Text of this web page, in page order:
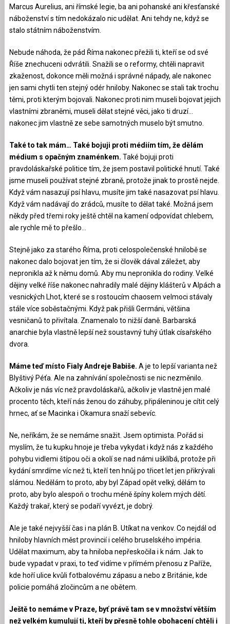
Marcus Aurelius, ani římské legie, ba ani pohanské ani křesťanské
náboženství s tím nedokázalo nic udělat. Ani tehdy ne, když se
stalo státním náboženstvím.
Nebude náhoda, že pád Říma nakonec přežili ti, kteří se od své
Říše znechuceni odvrátili. Snažili se o reformy, chtěli napravit
zkaženost, dokonce měli možná i správné nápady, ale nakonec
jen sami chytli ten stejný odér hniloby. Nakonec se stali tak trochu
těmi, proti kterým bojovali. Nakonec proti nim museli bojovat jejich
vlastními zbraněmi, museli dělat stejné věci, jako ti druzí…
nakonec jim vlastně ze sebe samotných muselo být smutno.
Také to tak mám… Také bojuji proti médiím tím, že dělám
médium s opačným znaménkem. Také bojuji proti
pravdoláskařské politice tím, že jsem postavil politické hnutí. Také
jsme museli používat stejné zbraně, protože jinak to prostě nejde.
Když vám nasazují psí hlavu, musíte jim také nasazovat psí hlavu.
Když vám nadávají do zrádců, musíte to dělat také. Možná jsem
někdy před třemi roky ještě chtěl na kamení odpovídat chlebem,
ale rychle mě to přešlo…
Stejně jako za starého Říma, proti celospolečenské hnilobě se
nakonec dalo bojovat jen tím, že si člověk dával záležet, aby
nepronikla až k němu domů. Aby mu nepronikla do rodiny. Velké
dějiny velké říše nakonec nahradily malé dějiny klášterů v Alpách a
vesnických Lhot, které se s rostoucím chaosem velmoci stávaly
stále více soběstačnými. Když pak přišli Germáni, většina
vesničanů to přivítala. Znamenalo to nižší daně. Barbarská
anarchie byla vlastně lepší než soustavný tuhý útlak císařského
dvora.
Máme teď místo Fialy Andreje Babiše. A je to lepší varianta než
Blyštivý Péťa. Ale na zahnívání společnosti se nic nezměnilo.
Ačkoliv je nás víc než pravdoláskařů, ačkoliv je vlastně jen malé
procento těch, kteří nás ženou do záhuby, připáleninou je cítit celý
hrnec, ať se Macinka i Okamura snaží sebevíc.
Ne, neříkám, že se nemáme snažit. Jsem optimista. Pořád si
myslím, že tu kupku hnoje je třeba vykydat i když nás z každého
pohybu vidlemi štípou oči a okolí se nad námi ušklíbá, protože při
kydání smrdíme víc než ti, kteří ten hnůj po třicet let jen přikrývali
slámou. Nedělám to proto, aby byl Západ opět velký, dělám to
proto, aby bylo alespoň o trochu méně špíny kolem mých dětí.
Každý trakař, který se podaří vyvézt, je dobrý.
Ale je také nejvyšší čas i na plán B. Utíkat na venkov. Co nejdál od
hniloby hlavních měst provincií i celého bruselského impéria.
Udělat maximum, aby ta hniloba nepřeskočila i k nám. Jak to
bude vypadat v praxi, to teď vidíme v přímém přenosu z Paříže,
kde hoří ulice kvůli fotbalovému zápasu a nebo z Británie, kde
policie pomáhá zločincům a ne obětem.
Ještě to nemáme v Praze, byť právě tam se v množství větším
než velkém kumulují ti, kteří by přesně tohle obohacení chtěli i